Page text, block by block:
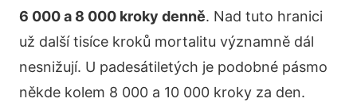
6 000 a 8 000 kroky denně. Nad tuto hranici
už další tisíce kroků mortalitu významně dál
nesnižují. U padesátiletých je podobné pásmo
někde kolem 8 000 a 10 000 kroky za den.